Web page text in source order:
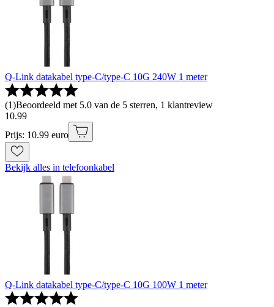
Q-Link datakabel type-C/type-C 10G 240W 1 meter
(1)Beoordeeld met 5.0 van de 5 sterren, 1 klantreview
10.99
Prijs: 10.99 euro
Bekijk alles in telefoonkabel
Q-Link datakabel type-C/type-C 10G 100W 1 meter